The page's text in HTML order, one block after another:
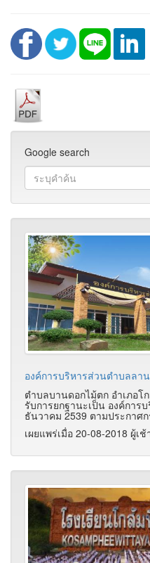
Google search
องค์การบริหารส่วนตําบลลา
ตำบลบานดอกไม้ตก อำเภอโ
รับการยกฐานะเป็น องค์การ
ธันวาคม 2539 ตามประกาศ
เผยแพร่เมื่อ 20-08-2018 ผู้เ